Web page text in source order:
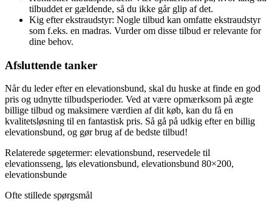
tilbuddet er gældende, så du ikke går glip af det.
Kig efter ekstraudstyr: Nogle tilbud kan omfatte ekstraudstyr
som f.eks. en madras. Vurder om disse tilbud er relevante for
dine behov.
Afsluttende tanker
Når du leder efter en elevationsbund, skal du huske at finde en god
pris og udnytte tilbudsperioder. Ved at være opmærksom på ægte
billige tilbud og maksimere værdien af dit køb, kan du få en
kvalitetsløsning til en fantastisk pris. Så gå på udkig efter en billig
elevationsbund, og gør brug af de bedste tilbud!
Relaterede søgetermer: elevationsbund, reservedele til
elevationsseng, løs elevationsbund, elevationsbund 80×200,
elevationsbunde
Ofte stillede spørgsmål